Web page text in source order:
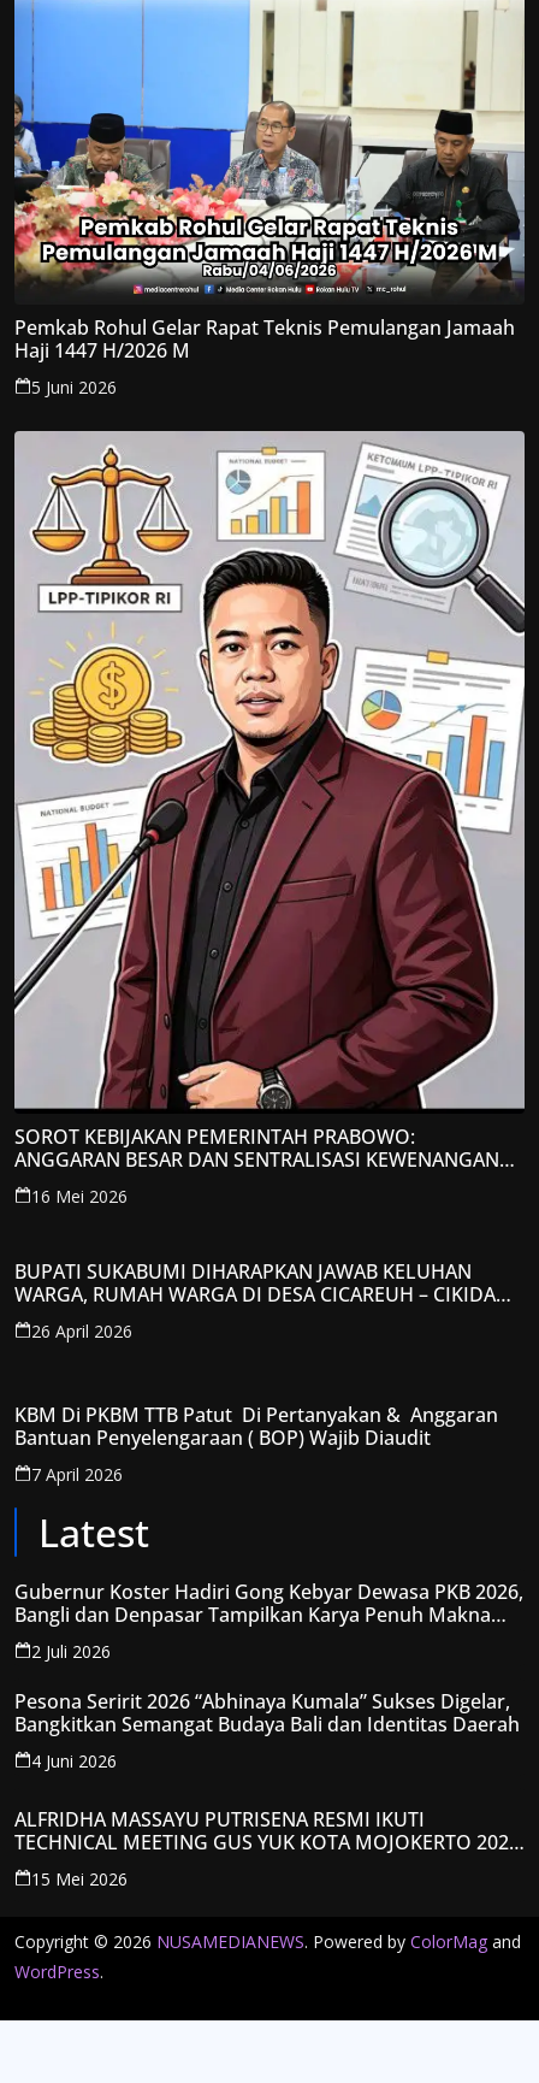
Pemkab Rohul Gelar Rapat Teknis Pemulangan Jamaah
Haji 1447 H/2026 M
5 Juni 2026
SOROT KEBIJAKAN PEMERINTAH PRABOWO:
ANGGARAN BESAR DAN SENTRALISASI KEWENANGAN
JADI PERHATIAN; LPP-TIPIKOR RI BERIKAN TANGGAPAN
KRITIS
16 Mei 2026
BUPATI SUKABUMI DIHARAPKAN JAWAB KELUHAN
WARGA, RUMAH WARGA DI DESA CICAREUH – CIKIDANG
DIAMBRUKAN
26 April 2026
KBM Di PKBM TTB Patut Di Pertanyakan & Anggaran
Bantuan Penyelengaraan ( BOP) Wajib Diaudit
7 April 2026
Latest
Gubernur Koster Hadiri Gong Kebyar Dewasa PKB 2026,
Bangli dan Denpasar Tampilkan Karya Penuh Makna
Spiritual
2 Juli 2026
Pesona Seririt 2026 “Abhinaya Kumala” Sukses Digelar,
Bangkitkan Semangat Budaya Bali dan Identitas Daerah
4 Juni 2026
ALFRIDHA MASSAYU PUTRISENA RESMI IKUTI
TECHNICAL MEETING GUS YUK KOTA MOJOKERTO 2026,
KANTONGI NOMOR PESERTA Y008
15 Mei 2026
Copyright © 2026 NUSAMEDIANEWS. Powered by ColorMag and
WordPress.